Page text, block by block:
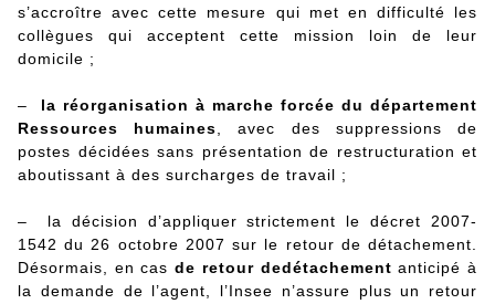
s’accroître avec cette mesure qui met en difficulté les
collègues qui acceptent cette mission loin de leur
domicile ;
– la réorganisation à marche forcée du département
Ressources humaines , avec des suppressions de
postes décidées sans présentation de restructuration et
aboutissant à des surcharges de travail ;
– la décision d’appliquer strictement le décret 2007-
1542 du 26 octobre 2007 sur le retour de détachement.
Désormais, en casde retour dedétachement anticipé à
la demande de l’agent, l’Insee n’assure plus un retour